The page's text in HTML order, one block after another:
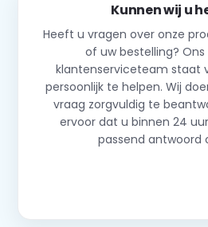
Kunnen wij u
Heeft u vragen over onze
of uw bestelling?
klantenserviceteam staat
persoonlijk te helpen. Wij
vraag zorgvuldig te
ervoor dat u binnen 24
passend antwoord